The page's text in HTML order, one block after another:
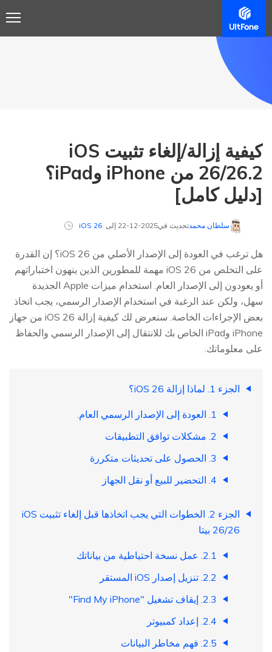
كيفية إزالة/إلغاء تثبيت iOS
26/26.2 من iPhone وiPad؟
[دليل كامل]
سلطان محمدتحديث في2025-12-22 إلى iOS 26
هل ترغب في العودة إلى الإصدار الأصلي من iOS 26؟ إن القدرة
على التخلص من iOS 26 مهمة للمطورين الذين ينهون اختباراتهم
أو يعودون إلى الإصدار العام. استخدام ميزات Apple الجديدة
سهل، ولكن عند الرغبة في استخدام الإصدار الرسمي، يجب اتخاذ
بعض الإجراءات الخاصة. سنعرض لك كيفية إزالة iOS 26 من جهاز
iPhone وiPad الخاص بك للانتقال إلى الإصدار الرسمي والحفاظ
على معلوماتك.
الجزء 1. لماذا إزالة iOS 26؟
1. العودة إلى الإصدار الرسمي العام.
2. مشكلات توافق التطبيقات
3. الحصول على تحديثات متكررة
4. التحضير للبيع أو نقل الجهاز
الجزء 2. الخطوات التي يجب اتخاذها قبل إلغاء تثبيت iOS
26/26 بيتا
2.1. عمل نسخة احتياطية من بياناتك
2.2. تنزيل إصدار iOS المستقر
2.3. إيقاف تشغيل "Find My iPhone"
2.4. إعداد كمبيوتر
2.5. فهم مخاطر البيانات